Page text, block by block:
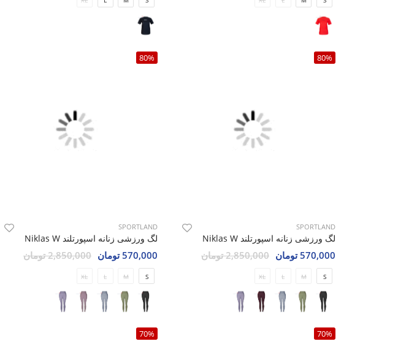
80%
SPORTLAND
لگ ورزشی زنانه اسپورتلند Niklas W
570,000 تومان 2,850,000 تومان
S
M
L
XL
80%
SPORTLAND
لگ ورزشی زنانه اسپورتلند Niklas W
570,000 تومان 2,850,000 تومان
S
M
L
XL
70%
70%